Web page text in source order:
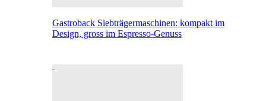
Gastroback Siebträgermaschinen: kompakt im
Design, gross im Espresso-Genuss